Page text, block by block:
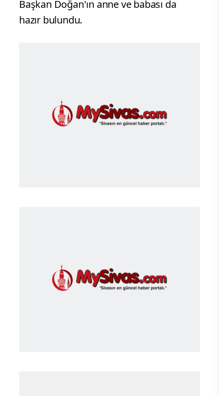
Başkan Doğan'ın anne ve babası da
hazır bulundu.